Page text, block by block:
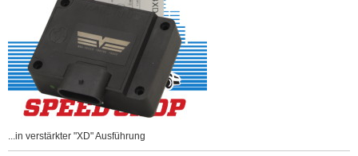
...in verstärkter "XD" Ausführung